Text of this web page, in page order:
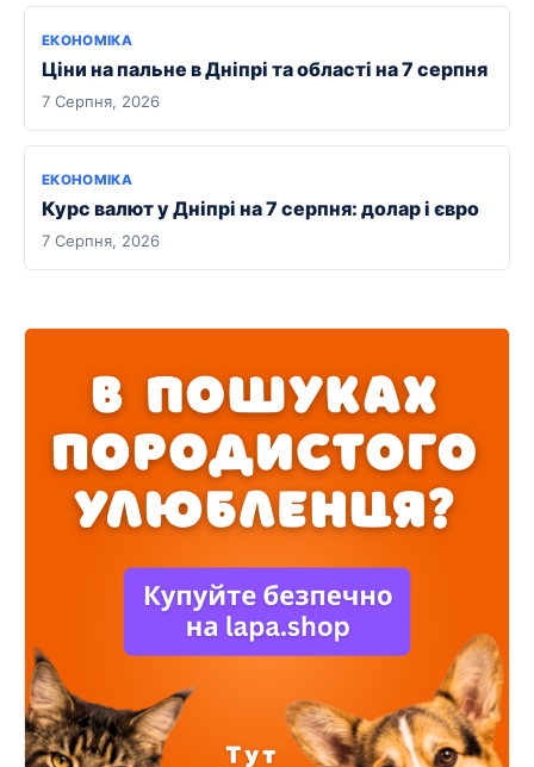
ЕКОНОМІКА
Ціни на пальне в Дніпрі та області на 7 серпня
7 Серпня, 2026
ЕКОНОМІКА
Курс валют у Дніпрі на 7 серпня: долар і євро
7 Серпня, 2026